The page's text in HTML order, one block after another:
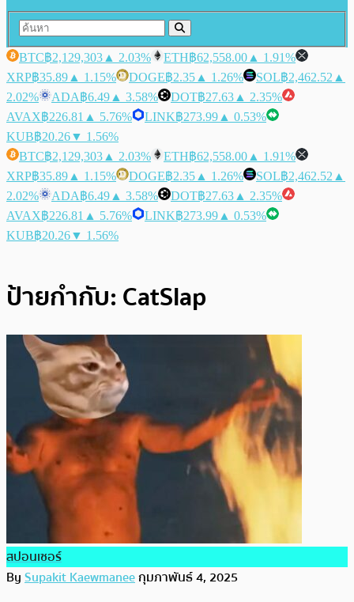
BTC฿2,129,303 ▲ 2.03% ETH฿62,558.00 ▲ 1.91%
XRP฿35.89 ▲ 1.15% DOGE฿2.35 ▲ 1.26% SOL฿2,462.52 ▲
2.02%
ADA฿6.49 ▲ 3.58% DOT฿27.63 ▲ 2.35%
AVAX฿226.81 ▲ 5.76% LINK฿273.99 ▲ 0.53%
KUB฿20.26▼ 1.56%
BTC฿2,129,303 ▲ 2.03% ETH฿62,558.00 ▲ 1.91%
XRP฿35.89 ▲ 1.15% DOGE฿2.35 ▲ 1.26% SOL฿2,462.52 ▲
2.02%
ADA฿6.49 ▲ 3.58% DOT฿27.63 ▲ 2.35%
AVAX฿226.81 ▲ 5.76% LINK฿273.99 ▲ 0.53%
KUB฿20.26▼ 1.56%
ป้ายกำกับ: CatSlap
สปอนเซอร์
BySupakit Kaewmaneeกุมภาพันธ์ 4, 2025